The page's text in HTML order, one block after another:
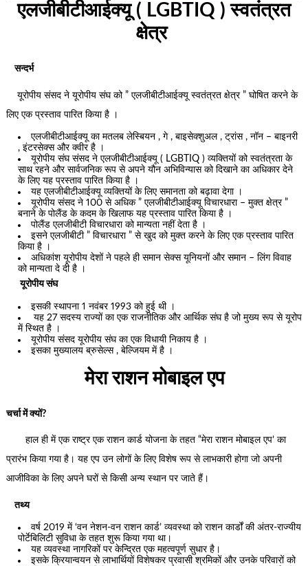
एलजीबीटीआईक्यू ( LGBTIQ ) स्वतंत्रत
क्षेत्र
सन्दर्भ
यूरोपीय संसद ने यूरोपीय संघ को ” एलजीबीटीआईक्यू स्वतंत्रत क्षेत्र ” घोषित करने के
लिए एक प्रस्ताव पारित किया है ।
एलजीबीटीआईक्यू का मतलब लेस्बियन , गे , बाइसेक्शुअल , ट्रांस , नॉन – बाइनरी
, इंटरसेक्स और क्वीर है ।
यूरोपीय संघ संसद ने एलजीबीटीआईक्यू ( LGBTIQ ) व्यक्तियों को स्वतंत्रता के
साथ रहने और सार्वजनिक रूप से अपने यौन अभिविन्यास को दिखाने का अधिकार देने
के लिए यह प्रस्ताव पारित किया है ।
यह एलजीबीटीआईक्यू व्यक्तियों के लिए समानता को बढ़ावा देगा ।
यूरोपीय संसद ने 100 से अधिक ” एलजीबीटीआईक्यू विचारधारा – मुक्त क्षेत्र ”
बनाने के पोलैंड के कदम के खिलाफ यह प्रस्ताव पारित किया है ।
पोलैंड एलजीबीटी विचारधारा को मान्यता नहीं देता है ।
इसने एलजीबीटी ” विचारधारा ” से खुद को मुक्त करने के लिए एक प्रस्ताव पारित
किया है ।
अधिकांश यूरोपीय देशों ने पहले ही समान सेक्स यूनियनों और समान – लिंग विवाह
को मान्यता दे दी है ।
यूरोपीय संघ
इसकी स्थापना 1 नवंबर 1993 को हुई थी ।
यह 27 सदस्य राज्यों का एक राजनीतिक और आर्थिक संघ है जो मुख्य रूप से यूरोप
में स्थित है ।
यूरोपीय संसद यूरोपीय संघ का एक विधायी निकाय है ।
इसका मुख्यालय ब्रुसेल्स , बेल्जियम में है ।
मेरा राशन मोबाइल एप
चर्चा में क्यों?
हाल ही में एक राष्ट्र एक राशन कार्ड योजना के तहत “मेरा राशन मोबाइल एप’ का
प्रारंभ किया गया है। यह एप उन लोगों के लिए विशेष रूप से लाभकारी होगा जो अपनी
आजीविका के लिए अपने घरों से किसी अन्य स्थान पर जाते हैं।
तथ्य
वर्ष 2019 में ‘वन नेशन-वन राशन कार्ड’ व्यवस्था को राशन कार्डों की अंतर-राज्यीय
पोर्टेबिलिटी सुविधा के तहत शुरू किया गया था।
यह व्यवस्था नागरिकों पर केन्द्रित एक महत्वपूर्ण सुधार है।
इसके क्रियान्वयन से लाभार्थियों विशेषकर प्रवासी श्रमिकों और उनके परिवारों को